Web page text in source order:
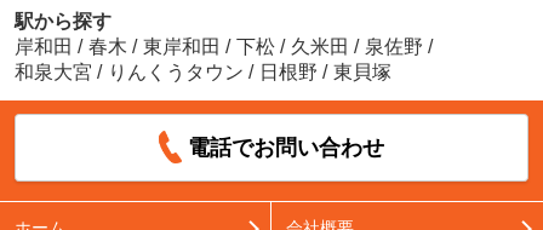
駅から探す
岸和田 / 春木 / 東岸和田 / 下松 / 久米田 / 泉佐野 /
和泉大宮 / りんくうタウン / 日根野 / 東貝塚
電話でお問い合わせ